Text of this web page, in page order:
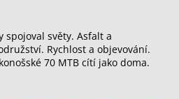
spojoval světy. Asfalt a
Rychlost a objevování.
70 MTB cítí jako doma.